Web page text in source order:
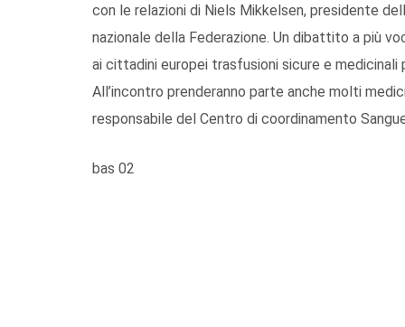
con le relazioni di Niels Mikkelsen, presidente
nazionale della Federazione. Un dibattito a più
ai cittadini europei trasfusioni sicure e
All’incontro prenderanno parte anche molti
responsabile del Centro di coordinamento
bas 02